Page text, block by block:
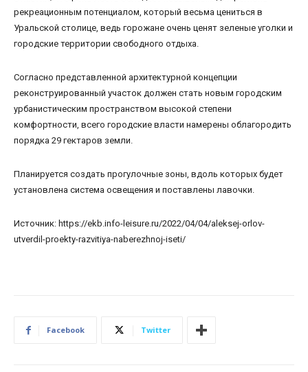
рекреационным потенциалом, который весьма цениться в
Уральской столице, ведь горожане очень ценят зеленые уголки и
городские территории свободного отдыха.
Согласно представленной архитектурной концепции
реконструированный участок должен стать новым городским
урбанистическим пространством высокой степени
комфортности, всего городские власти намерены облагородить
порядка 29 гектаров земли.
Планируется создать прогулочные зоны, вдоль которых будет
установлена система освещения и поставлены лавочки.
Источник: https://ekb.info-leisure.ru/2022/04/04/aleksej-orlov-
utverdil-proekty-razvitiya-naberezhnoj-iseti/
Facebook Twitter